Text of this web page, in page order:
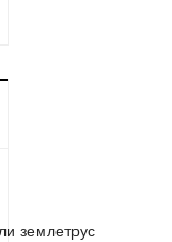
землетрус